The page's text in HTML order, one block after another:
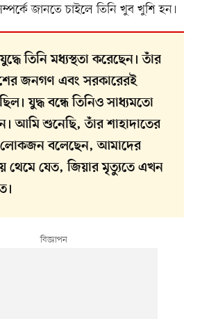
জানতে চাইলে তিনি খুব খুশি হন।
তিনি মধ্যস্থতা করেছেন। তাঁর
জনগণ এবং সরকারেরই
যুদ্ধ বন্ধে তিনিও সাধ্যমতো
আমি শুনেছি, তাঁর শাহাদাতের
লোকজন বলেছেন, আমাদের
থেমে যেত, জিয়ার মৃত্যুতে এখন